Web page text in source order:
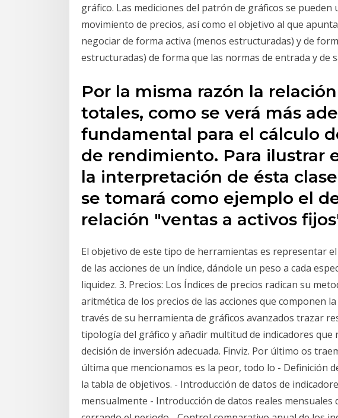
gráfico. Las mediciones del patrón de gráficos se
movimiento de precios, así como el objetivo al que
negociar de forma activa (menos estructuradas) y de
estructuradas) de forma que las normas de entrada y de
Por la misma razón la
totales, como se verá más
fundamental para el cálculo
de rendimiento. Para ilustrar
la interpretación de ésta
se tomará como ejemplo el
relación "ventas a activos
El objetivo de este tipo de herramientas es representar
de las acciones de un índice, dándole un peso a cada
liquidez. 3. Precios: Los Índices de precios radican su
aritmética de los precios de las acciones que componen
través de su herramienta de gráficos avanzados trazar
tipología del gráfico y añadir multitud de indicadores que
decisión de inversión adecuada. Finviz. Por último os
última que mencionamos es la peor, todo lo - Definición
la tabla de objetivos. - Introducción de datos de
mensualmente - Introducción de datos reales mensuales